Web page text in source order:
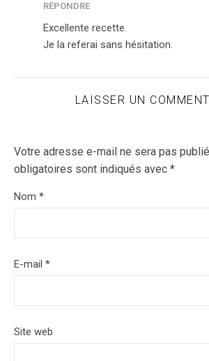
RÉPONDRE
Excellente recette.
Je la referai sans hésitation.
LAISSER UN
Votre adresse e-mail ne sera pas
obligatoires sont indiqués avec *
Nom *
E-mail *
Site web